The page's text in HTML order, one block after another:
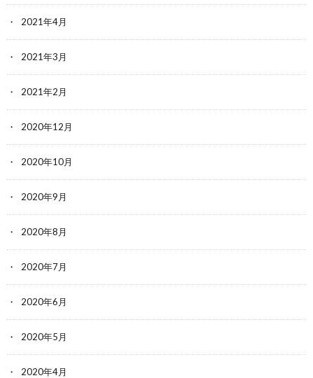
2021年4月
2021年3月
2021年2月
2020年12月
2020年10月
2020年9月
2020年8月
2020年7月
2020年6月
2020年5月
2020年4月